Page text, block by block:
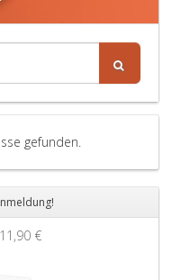
gefunden.
11,90 €